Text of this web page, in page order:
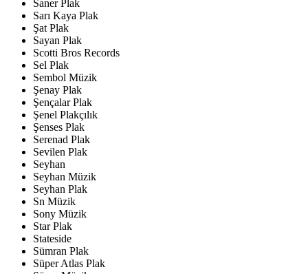
Saner Plak
Sarı Kaya Plak
Şat Plak
Sayan Plak
Scotti Bros Records
Sel Plak
Sembol Müzik
Şenay Plak
Şençalar Plak
Şenel Plakçılık
Şenses Plak
Serenad Plak
Sevilen Plak
Seyhan
Seyhan Müzik
Seyhan Plak
Sn Müzik
Sony Müzik
Star Plak
Stateside
Sümran Plak
Süper Atlas Plak